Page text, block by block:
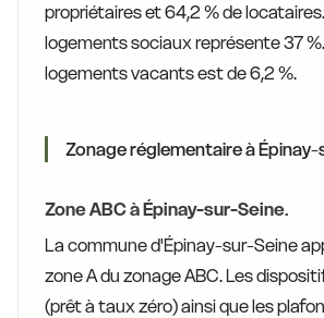
propriétaires et 64,2 % de
logements sociaux représente 37
logements vacants est de 6,2 %.
Zonage réglementaire à Épinay-
Zone ABC à Épinay-sur-Seine.
La commune d'Épinay-sur-Seine
zone A du zonage ABC. Les
(prêt à taux zéro) ainsi que les